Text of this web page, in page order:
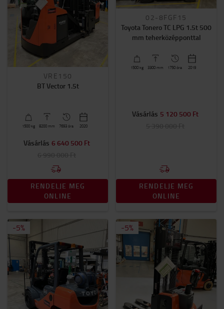
VRE150
BT Vector 1.5t
1500 kg 8200 mm 7693 óra 2020
Vásárlás 6 640 500 Ft
RENDELJE MEG
ONLINE
02-8FGF15
Toyota Tonero TC LPG 1.5t 500
mm teherközépponttal
1500 kg 3300 mm 1750 óra 2019
Vásárlás 5 120 500 Ft
RENDELJE MEG
ONLINE
-5% -5%